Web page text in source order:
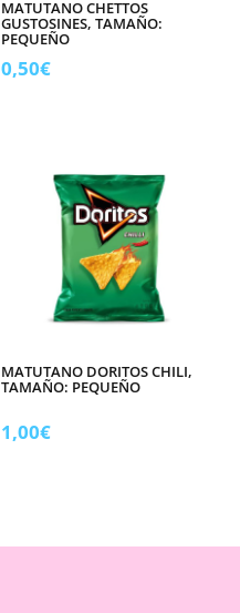
MATUTANO CHETTOS
GUSTOSINES, TAMAÑO:
PEQUEÑO
0,50€
MATUTANO DORITOS CHILI,
TAMAÑO: PEQUEÑO
1,00€